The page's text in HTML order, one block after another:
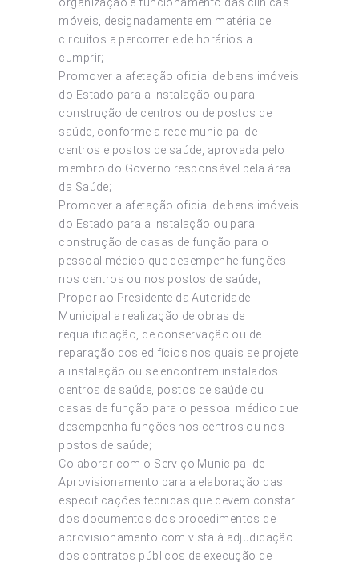
móveis, designadamente em matéria de
circuitos a percorrer e de horários a
cumprir;
Promover a afetação oficial de bens imóveis
do Estado para a instalação ou para
construção de centros ou de postos de
saúde, conforme a rede municipal de
centros e postos de saúde, aprovada pelo
membro do Governo responsável pela área
da Saúde;
Promover a afetação oficial de bens imóveis
do Estado para a instalação ou para
construção de casas de função para o
pessoal médico que desempenhe funções
nos centros ou nos postos de saúde;
Propor ao Presidente da Autoridade
Municipal a realização de obras de
requalificação, de conservação ou de
reparação dos edifícios nos quais se projete
a instalação ou se encontrem instalados
centros de saúde, postos de saúde ou
casas de função para o pessoal médico que
desempenha funções nos centros ou nos
postos de saúde;
Colaborar com o Serviço Municipal de
Aprovisionamento para a elaboração das
especificações técnicas que devem constar
dos documentos dos procedimentos de
aprovisionamento com vista à adjudicação
dos contratos públicos de execução de